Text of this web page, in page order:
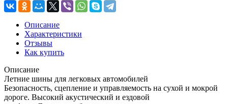
Описание
Характеристики
Отзывы
Как купить
Описание
Летние шины для легковых автомобилей
Безопасность, сцепление и управляемость на сухой и мокрой
дороге. Высокий акустический и ездовой